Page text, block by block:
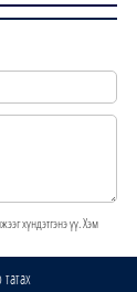
хүндэтгэнэ үү. Хэм